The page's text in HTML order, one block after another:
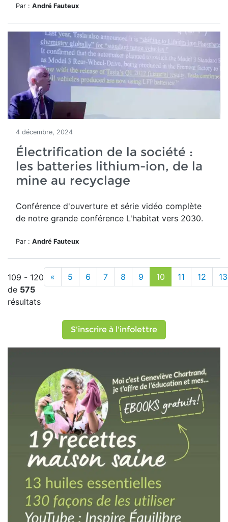
Par : André Fauteux
4 décembre, 2024
Électrification de la société :
les batteries lithium-ion, de la
mine au recyclage
Conférence d'ouverture et série vidéo complète
de notre grande conférence L'habitat vers 2030.
Par : André Fauteux
109 - 120
de 575
résultats
« 5 6 7 8 9 10 11 12 13
S'inscrire à l'infolettre